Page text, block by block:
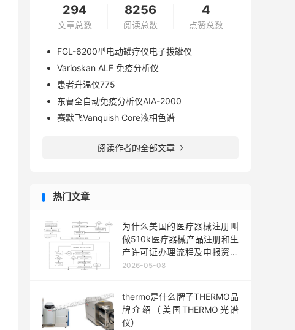
294
文章总数
8256
阅读总数
4
点赞总数
FGL-6200型电动罐疗仪电子拔罐仪
Varioskan ALF 免疫分析仪
患者升温仪775
东曹全自动免疫分析仪AIA-2000
赛默飞Vanquish Core液相色谱
阅读作者的全部文章 
热门文章
为什么美国的医疗器械注册叫
做510k医疗器械产品注册和生
产许可证办理流程及申报资料
要求
2026-05-08
thermo是什么牌子THERMO品
牌介绍（美国THERMO光谱
仪）